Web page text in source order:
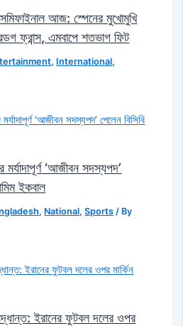
আজ: স্পেনের মুখোমুখি
ফ্রান্স, এমবাপে শতভাগ ফিট
, International,
‘আজীবন সদস্যপদ’
ইকবাল
, National,Sports / By
ইরানের ফুটবল দলের ওপর